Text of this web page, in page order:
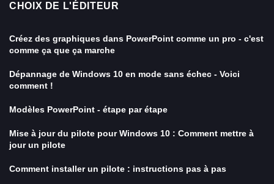
CHOIX DE L'ÉDITEUR
Créez des graphiques dans PowerPoint comme un pro - c'est
comme ça que ça marche
Dépannage de Windows 10 en mode sans échec - Voici
comment !
Modèles PowerPoint - étape par étape
Mise à jour du pilote pour Windows 10 : Comment mettre à
jour un pilote
Comment installer un pilote : instructions pas à pas